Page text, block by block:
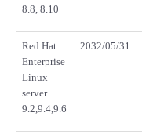
8.8, 8.10
Red Hat
Enterprise
Linux
server
9.2,9.4,9.6
2032/05/31